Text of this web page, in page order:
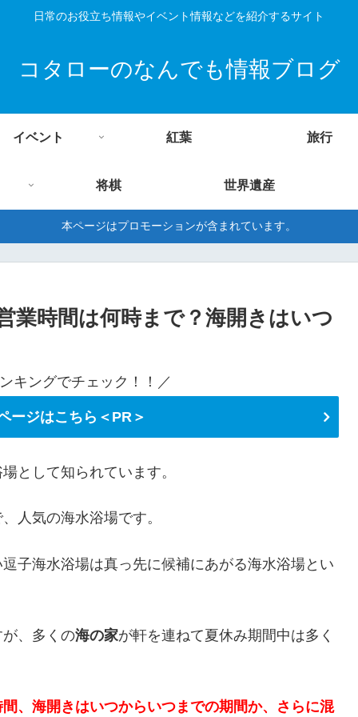
日常のお役立ち情報やイベント情報などを紹介するサイト
コタローのなんでも情報ブログ
イベント 紅葉 旅行
将棋 世界遺産
本ページはプロモーションが含まれています。
業時間は何時まで？海開きはいつ
キングでチェック！！／
ージはこちら＜PR＞
場として知られています。
人気の海水浴場です。
子海水浴場は真っ先に候補にあがる海水浴場とい
、多くの海の家が軒を連ねて夏休み期間中は多く
、海開きはいつからいつまでの期間か、さらに混